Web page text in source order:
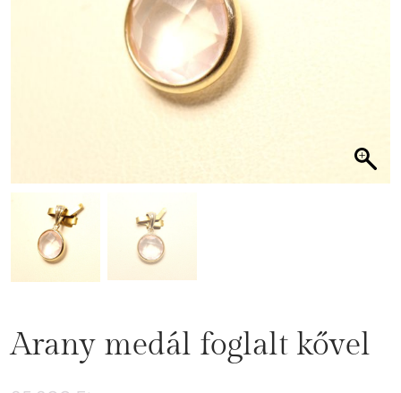
Arany medál foglalt kővel